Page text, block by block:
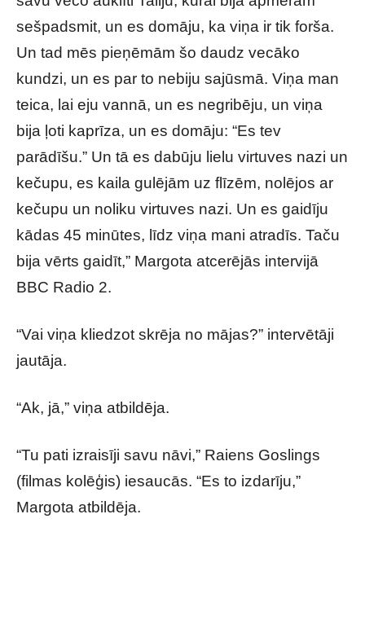
sešpadsmit, un es domāju, ka viņa ir tik forša.
Un tad mēs pieņēmām šo daudz vecāko
kundzi, un es par to nebiju sajūsmā. Viņa man
teica, lai eju vannā, un es negribēju, un viņa
bija ļoti kaprīza, un es domāju: “Es tev
parādīšu.” Un tā es dabūju lielu virtuves nazi un
kečupu, es kaila gulējām uz flīzēm, nolējos ar
kečupu un noliku virtuves nazi. Un es gaidīju
kādas 45 minūtes, līdz viņa mani atradīs. Taču
bija vērts gaidīt,” Margota atcerējās intervijā
BBC Radio 2.
“Vai viņa kliedzot skrēja no mājas?” intervētāji
jautāja.
“Ak, jā,” viņa atbildēja.
“Tu pati izraisīji savu nāvi,” Raiens Goslings
(filmas kolēģis) iesaucās. “Es to izdarīju,”
Margota atbildēja.